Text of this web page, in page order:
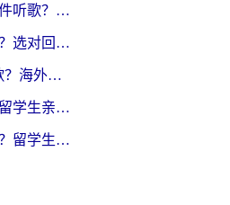
中国人在国外用什么软件听歌？别再被地域限制卡脖子，这篇教你轻松解锁国内音乐库
在海外听网易云总断连？选对回国加速器，告别地区限制和卡顿
国外可以用那个app听歌？海外党亲测有效的回国加速方案，轻松听国内音乐听书
海外怎么看央视直播？留学生亲测：3步解决版权限制+追剧自由
国外能用网易云音乐吗？留学生亲测：3步解决海外听歌难题